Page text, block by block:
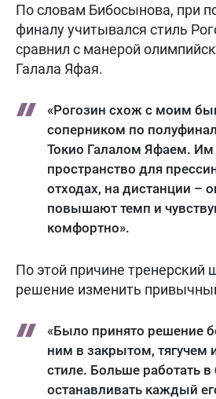
По словам Бибосынова, при
финалу учитывался стиль
сравнил с манерой
Галала Яфая.
«Рогозин схож с моим
соперником по
Токио Галалом Яфаем. Им
пространство для
отходах, на дистанции –
повышают темп и
комфортно».
По этой причине тренерский
решение изменить
«Было принято решение
ним в закрытом, тягучем
стиле. Больше работать в
останавливать каждый